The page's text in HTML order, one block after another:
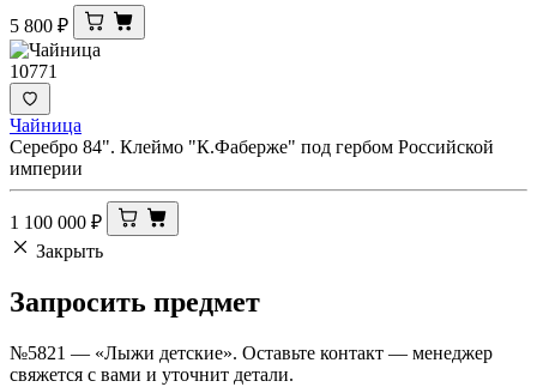
5 800 ₽
10771
Чайница
Серебро 84". Клеймо "К.Фаберже" под гербом Российской
империи
1 100 000 ₽
Закрыть
Запросить предмет
№5821 — «Лыжи детские». Оставьте контакт — менеджер
свяжется с вами и уточнит детали.